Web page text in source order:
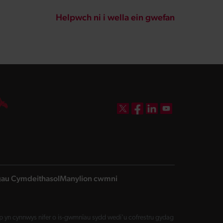
Helpwch ni i wella ein gwefan
CymdeithasolManylion cwmni
cynnwys nifer o is-gwmnïau sydd wedi'u cofrestru gydag